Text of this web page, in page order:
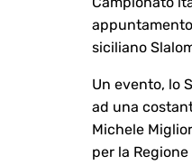
siciliano
Un evento, lo
ad una
Michele
per la